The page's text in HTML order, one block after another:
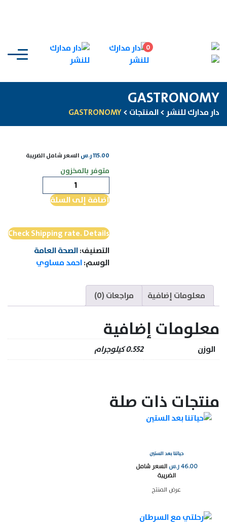
0
GASTRONOMY
دار مدارك للنشر >المنتجات >
GASTRONOMY
115.00ر.س السعر شامل الضريبة
متوفر بالمخزون
GASTRONOMY
إضافة إلى السلة
Check Shipping rate. Details
التصنيف:الصحة العامة
الوسم:احمد مساوي
معلومات إضافية مراجعات (0)
معلومات إضافية
الوزن 0.552 كيلوجرام
منتجات ذات صلة
حياتنا بعد الستين
46.00 ر.س السعر شامل
الضريبة
عرض المنتج